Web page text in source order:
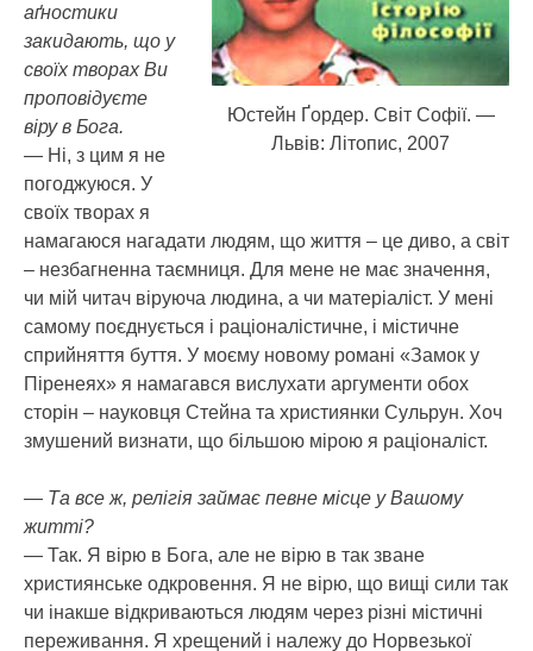
Юстейн Ґордер. Світ Софії. —
Львів: Літопис, 2007
аґностики
закидають, що у
своїх творах Ви
проповідуєте
віру в Бога.
— Ні, з цим я не
погоджуюся. У
своїх творах я
намагаюся нагадати людям, що життя – це диво, а світ
– незбагненна таємниця. Для мене не має значення,
чи мій читач віруюча людина, а чи матеріаліст. У мені
самому поєднується і раціоналістичне, і містичне
сприйняття буття. У моєму новому романі «Замок у
Піренеях» я намагався вислухати аргументи обох
сторін – науковця Стейна та християнки Сульрун. Хоч
змушений визнати, що більшою мірою я раціоналіст.
— Та все ж, релігія займає певне місце у Вашому
житті?
— Так. Я вірю в Бога, але не вірю в так зване
християнське одкровення. Я не вірю, що вищі сили так
чи інакше відкриваються людям через різні містичні
переживання. Я хрещений і належу до Норвезької